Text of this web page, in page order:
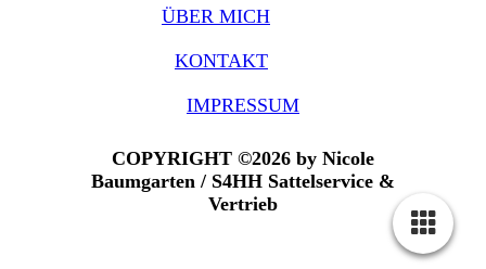
ÜBER MICH
KONTAKT
IMPRESSUM
COPYRIGHT ©2026 by Nicole
Baumgarten / S4HH Sattelservice &
Vertrieb